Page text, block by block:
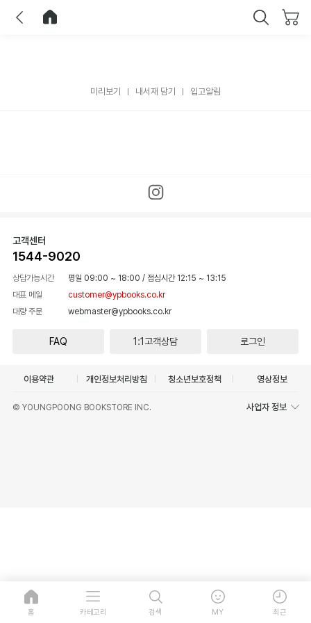
미리보기 내서재 담기 입고알림
고객센터
1544-9020
상담가능시간 평일 09:00 ~ 18:00 / 점심시간 12:15 ~ 13:15
대표 메일
customer@ypbooks.co.kr
대량 주문
webmaster@ypbooks.co.kr
FAQ 1:1고객상담 로그인
이용약관 개인정보처리방침 청소년보호정책 영상정보
© YOUNGPOONG BOOKSTORE INC. 사업자 정보
홈 카테고리 검색 MY 최근